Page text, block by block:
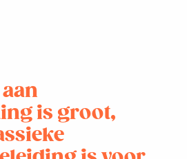
is groot,